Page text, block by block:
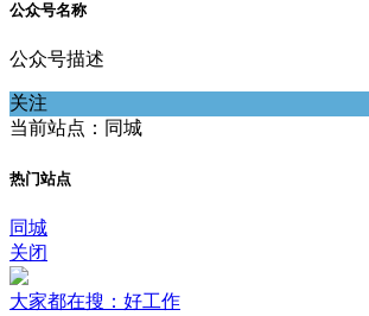
公众号名称
公众号描述
关注
当前站点：同城
热门站点
同城
关闭
大家都在搜：好工作